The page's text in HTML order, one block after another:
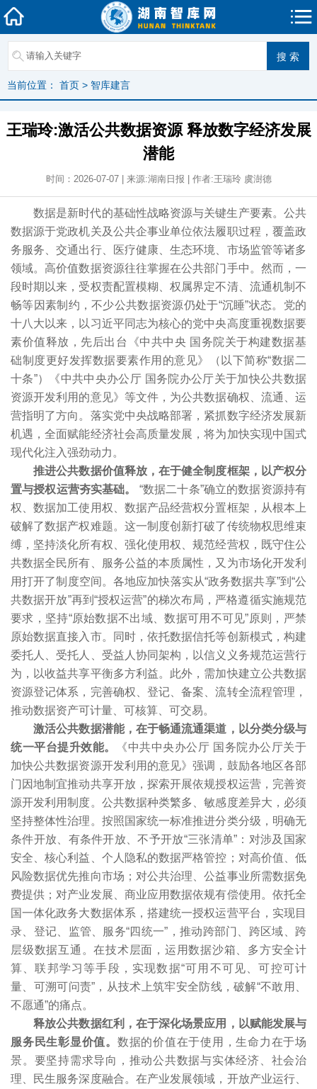
当前位置： 首页 > 智库建言
王瑞玲:激活公共数据资源 释放数字经济发展
潜能
时间：2026-07-07 | 来源:湖南日报 | 作者:王瑞玲 虞澍德
数据是新时代的基础性战略资源与关键生产要素。公共
数据源于党政机关及公共企事业单位依法履职过程，覆盖政
务服务、交通出行、医疗健康、生态环境、市场监管等诸多
领域。高价值数据资源往往掌握在公共部门手中。然而，一
段时期以来，受权责配置模糊、权属界定不清、流通机制不
畅等因素制约，不少公共数据资源仍处于“沉睡”状态。党的
十八大以来，以习近平同志为核心的党中央高度重视数据要
素价值释放，先后出台《中共中央 国务院关于构建数据基
础制度更好发挥数据要素作用的意见》（以下简称“数据二
十条”）《中共中央办公厅 国务院办公厅关于加快公共数据
资源开发利用的意见》等文件，为公共数据确权、流通、运
营指明了方向。落实党中央战略部署，紧抓数字经济发展新
机遇，全面赋能经济社会高质量发展，将为加快实现中国式
现代化注入强劲动力。
推进公共数据价值释放，在于健全制度框架，以产权分
置与授权运营夯实基础。
“数据二十条”确立的数据资源持有
权、数据加工使用权、数据产品经营权分置框架，从根本上
破解了数据产权难题。这一制度创新打破了传统物权思维束
缚，坚持淡化所有权、强化使用权、规范经营权，既守住公
共数据全民所有、服务公益的本质属性，又为市场化开发利
用打开了制度空间。各地应加快落实从“政务数据共享”到“公
共数据开放”再到“授权运营”的梯次布局，严格遵循实施规范
要求，坚持“原始数据不出域、数据可用不可见”原则，严禁
原始数据直接入市。同时，依托数据信托等创新模式，构建
委托人、受托人、受益人协同架构，以信义义务规范运营行
为，以收益共享平衡多方利益。此外，需加快建立公共数据
资源登记体系，完善确权、登记、备案、流转全流程管理，
推动数据资产可计量、可核算、可交易。
激活公共数据潜能，在于畅通流通渠道，以分类分级与
统一平台提升效能。
《中共中央办公厅 国务院办公厅关于
加快公共数据资源开发利用的意见》强调，鼓励各地区各部
门因地制宜推动共享开放，探索开展依规授权运营，完善资
源开发利用制度。公共数据种类繁多、敏感度差异大，必须
坚持整体性治理。按照国家统一标准推进分类分级，明确无
条件开放、有条件开放、不予开放“三张清单”：对涉及国家
安全、核心利益、个人隐私的数据严格管控；对高价值、低
风险数据优先推向市场；对公共治理、公益事业所需数据免
费提供；对产业发展、商业应用数据依规有偿使用。依托全
国一体化政务大数据体系，搭建统一授权运营平台，实现目
录、登记、监管、服务“四统一”，推动跨部门、跨区域、跨
层级数据互通。在技术层面，运用数据沙箱、多方安全计
算、联邦学习等手段，实现数据“可用不可见、可控可计
量、可溯可问责”，从技术上筑牢安全防线，破解“不敢用、
不愿通”的痛点。
释放公共数据红利，在于深化场景应用，以赋能发展与
服务民生彰显价值。 数据的价值在于使用，生命力在于场
景。要坚持需求导向，推动公共数据与实体经济、社会治
理、民生服务深度融合。在产业发展领域，开放产业运行、